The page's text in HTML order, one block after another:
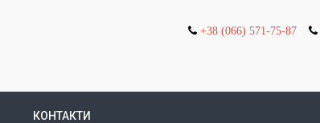
+38 (066) 571-75-87
КОНТАКТИ